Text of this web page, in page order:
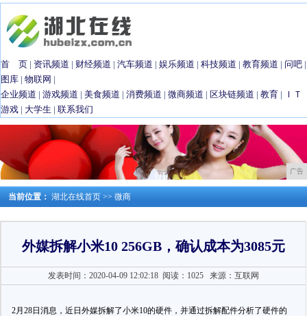
首 页 | 资讯频道 | 财经频道 | 汽车频道 | 娱乐频道 | 科技频道 | 教育频道 | 问吧 |
图库 | 物联网 |
企业频道 | 游戏频道 | 美食频道 | 消费频道 | 微商频道 | 区块链频道 | 教育 |
ＩＴ
游戏 | 大学生 | 联系我们
广告
当前位置： 湖北在线首页 >> 微商
外媒拆解小米10 256GB，确认成本为3085元
发表时间：2020-04-09 12:02:18 阅读：1025来源：互联网
2月28日消息，近日外媒拆解了小米10的硬件，并通过拆解配件分析了硬件的